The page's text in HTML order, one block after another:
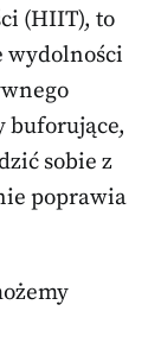
(HIIT), to
wydolności
buforujące,
sobie z
poprawia